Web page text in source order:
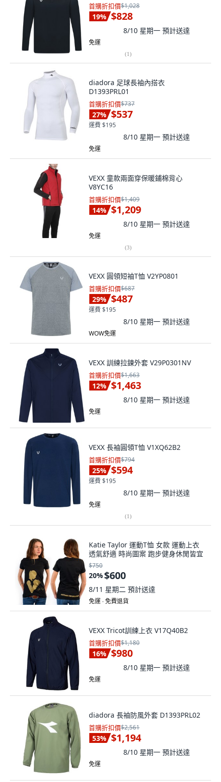
首購折扣價$1,028
19% $828
8/10 星期一 預計送達
免運
(1)
diadora 足球長袖內搭衣
D1393PRL01
首購折扣價$737
27% $537
運費 $195
8/10 星期一 預計送達
免運
VEXX 童款兩面穿保暖鋪棉背心
V8YC16
首購折扣價$1,409
14% $1,209
8/10 星期一 預計送達
免運
(3)
VEXX 圓領短袖T恤 V2YP0801
首購折扣價$687
29% $487
運費 $195
8/10 星期一 預計送達
WOW免運
VEXX 訓練拉鍊外套 V29P0301NV
首購折扣價$1,663
12% $1,463
8/10 星期一 預計送達
免運
VEXX 長袖圓領T恤 V1XQ62B2
首購折扣價$794
25% $594
運費 $195
8/10 星期一 預計送達
免運
(1)
Katie Taylor 運動T恤 女款 運動上衣
透氣舒適 時尚圖案 跑步健身休閒皆宜
$750
20%$600
8/11 星期二 預計送達
免運 ∙ 免費退貨
VEXX Tricot訓練上衣 V17Q40B2
首購折扣價$1,180
16% $980
8/10 星期一 預計送達
免運
diadora 長袖防風外套 D1393PRL02
首購折扣價$2,561
53% $1,194
8/10 星期一 預計送達
免運